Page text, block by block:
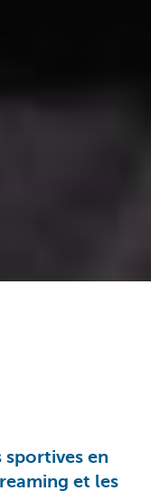
en
et les